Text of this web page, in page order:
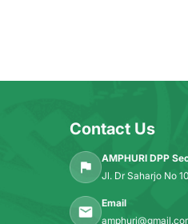
Contact Us
AMPHURI DPP
Jl. Dr Saharjo No
Email